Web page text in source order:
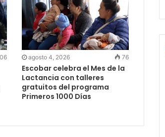
agosto 4, 2026 76
Escobar celebra el Mes de la
Lactancia con talleres
gratuitos del programa
Primeros 1000 Días